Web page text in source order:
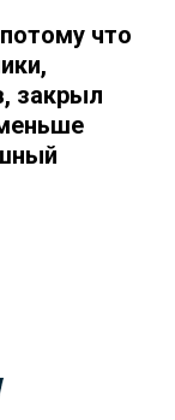
что
закрыл